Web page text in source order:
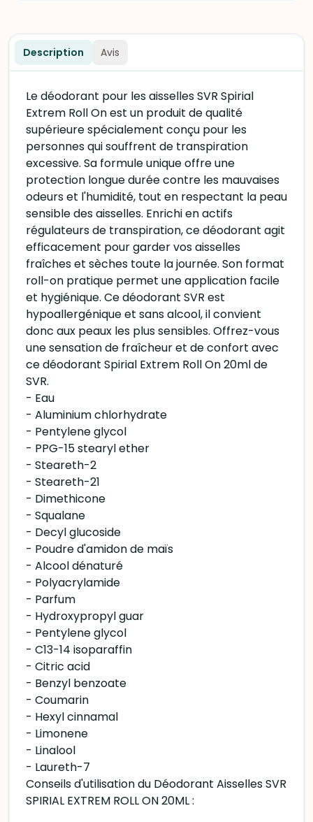
Description Avis
Le déodorant pour les aisselles SVR Spirial
Extrem Roll On est un produit de qualité
supérieure spécialement conçu pour les
personnes qui souffrent de transpiration
excessive. Sa formule unique offre une
protection longue durée contre les mauvaises
odeurs et l'humidité, tout en respectant la peau
sensible des aisselles. Enrichi en actifs
régulateurs de transpiration, ce déodorant agit
efficacement pour garder vos aisselles
fraîches et sèches toute la journée. Son format
roll-on pratique permet une application facile
et hygiénique. Ce déodorant SVR est
hypoallergénique et sans alcool, il convient
donc aux peaux les plus sensibles. Offrez-vous
une sensation de fraîcheur et de confort avec
ce déodorant Spirial Extrem Roll On 20ml de
SVR.
- Eau
- Aluminium chlorhydrate
- Pentylene glycol
- PPG-15 stearyl ether
- Steareth-2
- Steareth-21
- Dimethicone
- Squalane
- Decyl glucoside
- Poudre d'amidon de maïs
- Alcool dénaturé
- Polyacrylamide
- Parfum
- Hydroxypropyl guar
- Pentylene glycol
- C13-14 isoparaffin
- Citric acid
- Benzyl benzoate
- Coumarin
- Hexyl cinnamal
- Limonene
- Linalool
- Laureth-7
Conseils d'utilisation du Déodorant Aisselles SVR
SPIRIAL EXTREM ROLL ON 20ML :